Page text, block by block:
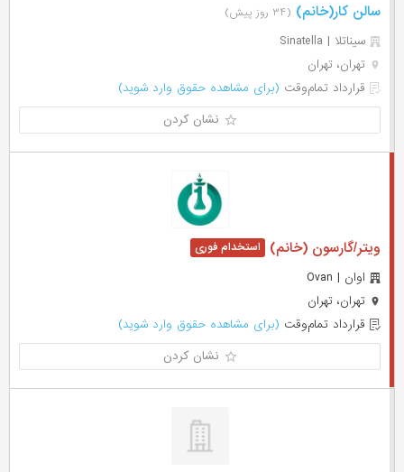
سالن کار(خانم) (۳۴ روز پیش)
سیناتلا | Sinatella
تهران، تهران
قرارداد تمام‌وقت (برای مشاهده حقوق وارد شوید)
نشان کردن
ویتر/گارسون (خانم)
اوان | Ovan
تهران، تهران
قرارداد تمام‌وقت (برای مشاهده حقوق وارد شوید)
نشان کردن